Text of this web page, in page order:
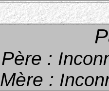
Père :
Mère :